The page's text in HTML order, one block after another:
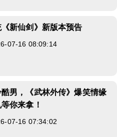
新仙剑》新版本预告
07-16 08:09:14
男，《武林外传》爆笑情缘
你来拿！
07-16 07:34:02